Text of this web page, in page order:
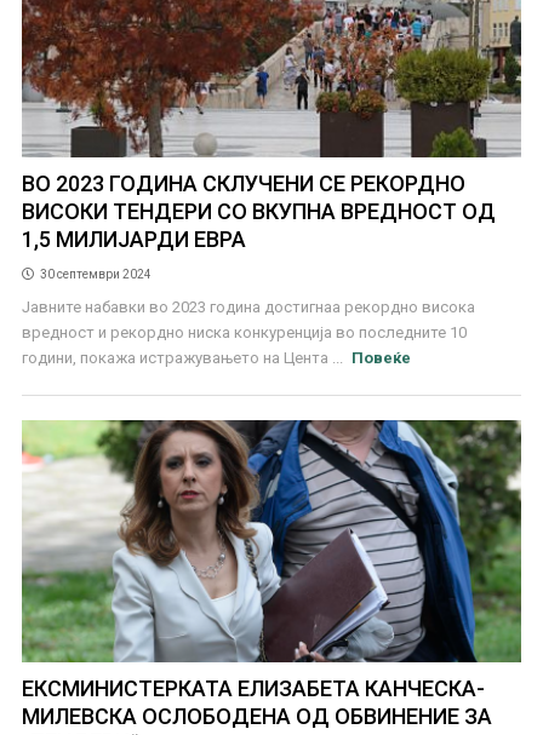
ВО 2023 ГОДИНА СКЛУЧЕНИ СЕ РЕКОРДНО
ВИСОКИ ТЕНДЕРИ СО ВКУПНА ВРЕДНОСТ ОД
1,5 МИЛИЈАРДИ ЕВРА
30 септември 2024
Јавните набавки во 2023 година достигнаа рекордно висока
вредност и рекордно ниска конкуренција во последните 10
години, покажа истражувањето на Цента ...
Повеќе
ЕКСМИНИСТЕРКАТА ЕЛИЗАБЕТА КАНЧЕСКА-
МИЛЕВСКА ОСЛОБОДЕНА ОД ОБВИНЕНИЕ ЗА